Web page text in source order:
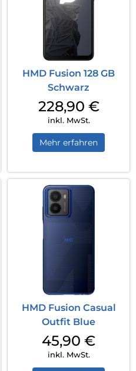
HMD Fusion 128 GB
Schwarz
228,90 €
inkl. MwSt.
Mehr erfahren
HMD Fusion Casual
Outfit Blue
45,90 €
inkl. MwSt.